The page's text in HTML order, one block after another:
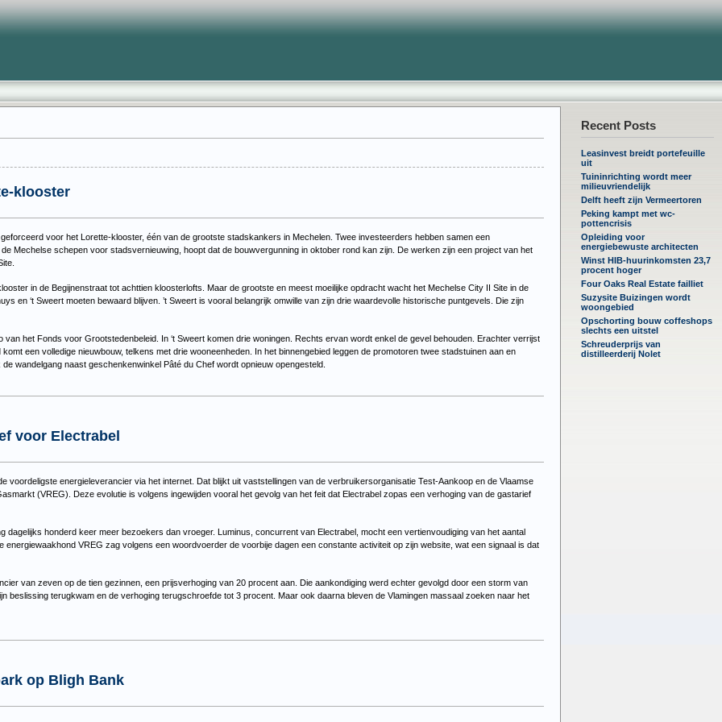
Recent Posts
Leasinvest breidt portefeuille
uit
Tuininrichting wordt meer
milieuvriendelijk
Delft heeft zijn Vermeertoren
Peking kampt met wc-
pottencrisis
Opleiding voor
energiebewuste architecten
Winst HIB-huurinkomsten 23,7
procent hoger
Four Oaks Real Estate failliet
Suzysite Buizingen wordt
woongebied
Opschorting bouw coffeshops
slechts een uitstel
Schreuderprijs van
distilleerderij Nolet
klooster
voor het Lorette-klooster, één van de grootste stadskankers in Mechelen. Twee investeerders hebben samen een
Mechelse schepen voor stadsvernieuwing, hoopt dat de bouwvergunning in oktober rond kan zijn. De werken zijn een project van het
in de Begijnenstraat tot achttien kloosterlofts. Maar de grootste en meest moeilijke opdracht wacht het Mechelse City II Site in de
en ‘t Sweert moeten bewaard blijven. ’t Sweert is vooral belangrijk omwille van zijn drie waardevolle historische puntgevels. Die zijn
het Fonds voor Grootstedenbeleid. In ‘t Sweert komen drie woningen. Rechts ervan wordt enkel de gevel behouden. Erachter verrijst
een volledige nieuwbouw, telkens met drie wooneenheden. In het binnengebied leggen de promotoren twee stadstuinen aan en
wandelgang naast geschenkenwinkel Pâté du Chef wordt opnieuw opengesteld.
voor Electrabel
voordeligste energieleverancier via het internet. Dat blijkt uit vaststellingen van de verbruikersorganisatie Test-Aankoop en de Vlaamse
(VREG). Deze evolutie is volgens ingewijden vooral het gevolg van het feit dat Electrabel zopas een verhoging van de gastarief
dagelijks honderd keer meer bezoekers dan vroeger. Luminus, concurrent van Electrabel, mocht een vertienvoudiging van het aantal
energiewaakhond VREG zag volgens een woordvoerder de voorbije dagen een constante activiteit op zijn website, wat een signaal is dat
van zeven op de tien gezinnen, een prijsverhoging van 20 procent aan. Die aankondiging werd echter gevolgd door een storm van
beslissing terugkwam en de verhoging terugschroefde tot 3 procent. Maar ook daarna bleven de Vlamingen massaal zoeken naar het
op Bligh Bank